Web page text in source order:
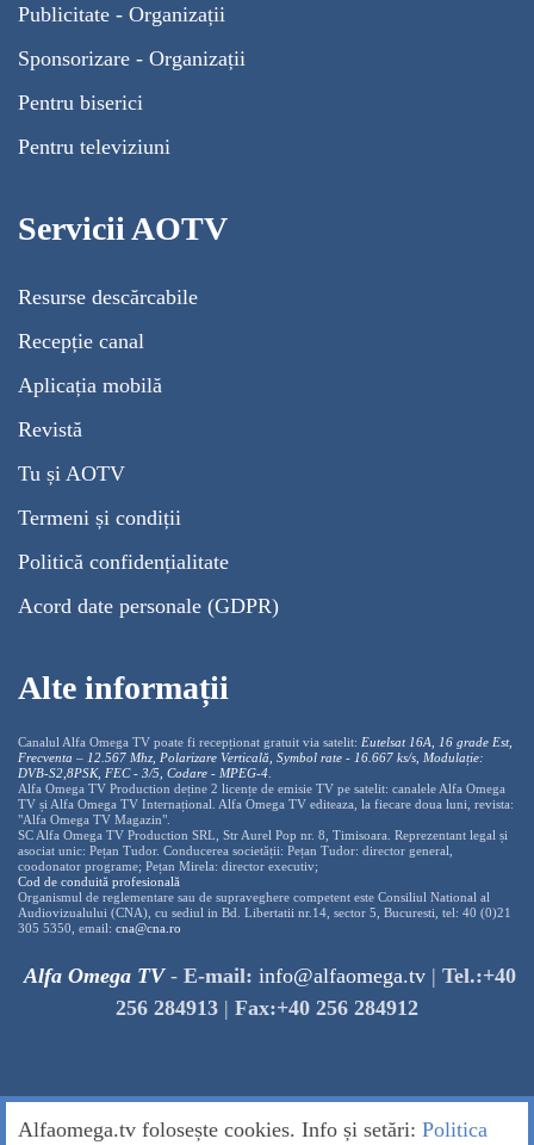
Publicitate - Organizații
Sponsorizare - Organizații
Pentru biserici
Pentru televiziuni
Servicii AOTV
Resurse descărcabile
Recepție canal
Aplicația mobilă
Revistă
Tu și AOTV
Termeni și condiții
Politică confidențialitate
Acord date personale (GDPR)
Alte informații
Canalul Alfa Omega TV poate fi recepționat gratuit via satelit: Eutelsat 16A, 16 grade Est,
Frecventa – 12.567 Mhz, Polarizare Verticală, Symbol rate - 16.667 ks/s, Modulație:
DVB-S2,8PSK, FEC - 3/5, Codare - MPEG-4
Alfa Omega TV Production deține 2 licențe de emisie TV pe satelit: canalele Alfa Omega
TV și Alfa Omega TV Internațional. Alfa Omega TV editeaza, la fiecare doua luni, revista:
"Alfa Omega TV Magazin".
SC Alfa Omega TV Production SRL, Str Aurel Pop nr. 8, Timisoara. Reprezentant legal și
asociat unic: Pețan Tudor. Conducerea societății: Pețan Tudor: director general,
coodonator programe; Pețan Mirela: director executiv;
Cod de conduită profesională
Organismul de reglementare sau de supraveghere competent este Consiliul National al
Audiovizualului (CNA), cu sediul in Bd. Libertatii nr.14, sector 5, Bucuresti, tel: 40 (0)21
305 5350, email: cna@cna.ro
Alfa Omega TV- E-mail: info@alfaomega.tv | Tel.:+40
256 284913 | Fax:+40 256 284912
Alfaomega.tv folosește cookies. Info și setări: Politica